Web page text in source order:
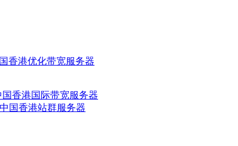
香港优化带宽服务器
国香港国际带宽服务器
中国香港站群服务器